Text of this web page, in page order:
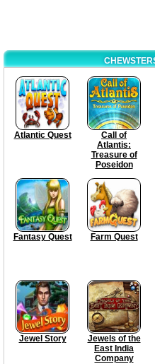
Atlantic Quest
Call of
Atlantis:
Treasure of
Poseidon
Fantasy Quest Farm Quest
Jewel Story
Jewels of the
East India
Company